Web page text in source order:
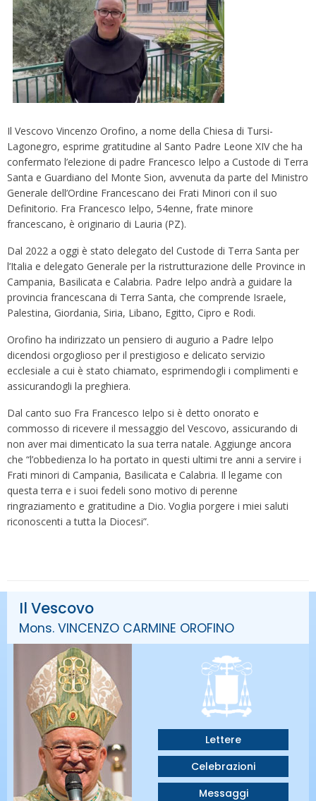
Il Vescovo Vincenzo Orofino, a nome della Chiesa di Tursi-
Lagonegro, esprime gratitudine al Santo Padre Leone XIV che ha
confermato l’elezione di padre Francesco Ielpo a Custode di Terra
Santa e Guardiano del Monte Sion, avvenuta da parte del Ministro
Generale dell’Ordine Francescano dei Frati Minori con il suo
Definitorio. Fra Francesco Ielpo, 54enne, frate minore
francescano, è originario di Lauria (PZ).
Dal 2022 a oggi è stato delegato del Custode di Terra Santa per
l’Italia e delegato Generale per la ristrutturazione delle Province in
Campania, Basilicata e Calabria. Padre Ielpo andrà a guidare la
provincia francescana di Terra Santa, che comprende Israele,
Palestina, Giordania, Siria, Libano, Egitto, Cipro e Rodi.
Orofino ha indirizzato un pensiero di augurio a Padre Ielpo
dicendosi orgoglioso per il prestigioso e delicato servizio
ecclesiale a cui è stato chiamato, esprimendogli i complimenti e
assicurandogli la preghiera.
Dal canto suo Fra Francesco Ielpo si è detto onorato e
commosso di ricevere il messaggio del Vescovo, assicurando di
non aver mai dimenticato la sua terra natale. Aggiunge ancora
che “l’obbedienza lo ha portato in questi ultimi tre anni a servire i
Frati minori di Campania, Basilicata e Calabria. Il legame con
questa terra e i suoi fedeli sono motivo di perenne
ringraziamento e gratitudine a Dio. Voglia porgere i miei saluti
riconoscenti a tutta la Diocesi”.
Il Vescovo
Mons. VINCENZO CARMINE OROFINO
Lettere
Celebrazioni
Messaggi